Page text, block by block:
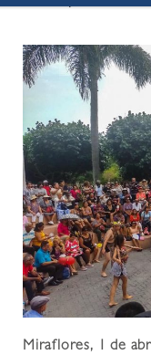
Miraflores, 1 de